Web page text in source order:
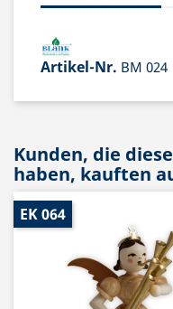
Artikel-Nr. BM 024
Kunden, die
haben, kauften
EK 064